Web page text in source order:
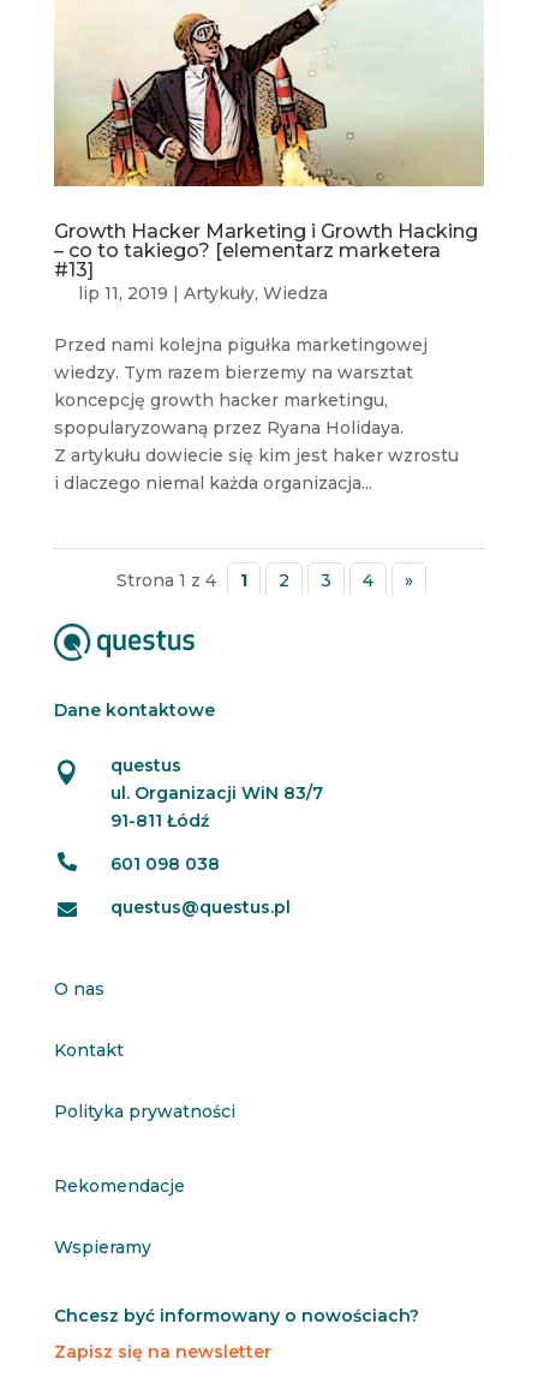
Growth Hacker Marketing i Growth Hacking
– co to takiego? [elementarz marketera
#13]
lip 11, 2019 Artykuły, Wiedza
Przed nami kolejna pigułka marketingowej
wiedzy. Tym razem bierzemy na warsztat
koncepcję growth hacker marketingu,
spopularyzowaną przez Ryana Holidaya.
Z artykułu dowiecie się kim jest haker wzrostu
i dlaczego niemal każda organizacja...
Strona 1 z 4 1 2 3 4 »
Dane kontaktowe

questus
ul. Organizacji WiN 83/7
91-811 Łódź
 601 098 038
 questus@questus.pl
O nas
Kontakt
Polityka prywatności
Rekomendacje
Wspieramy
Chcesz być informowany o nowościach?
Zapisz się na newsletter